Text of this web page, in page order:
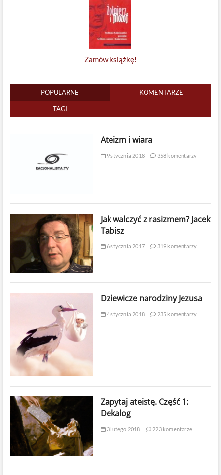
Zamów książkę!
POPULARNE KOMENTARZE
TAGI
Ateizm i wiara
9 stycznia 2018 358 komentarzy
Jak walczyć z rasizmem? Jacek
Tabisz
6 stycznia 2017 319 komentarzy
Dziewicze narodziny Jezusa
4 stycznia 2018 235 komentarzy
Zapytaj ateistę. Część 1:
Dekalog
3 lutego 2018 223 komentarze